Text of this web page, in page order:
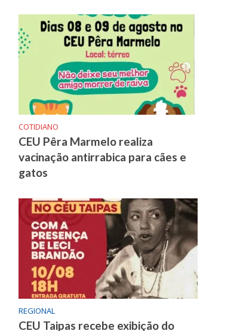
COTIDIANO
CEU Pêra Marmelo realiza
vacinação antirrabica para cães e
gatos
REGIONAL
CEU Taipas recebe exibição do